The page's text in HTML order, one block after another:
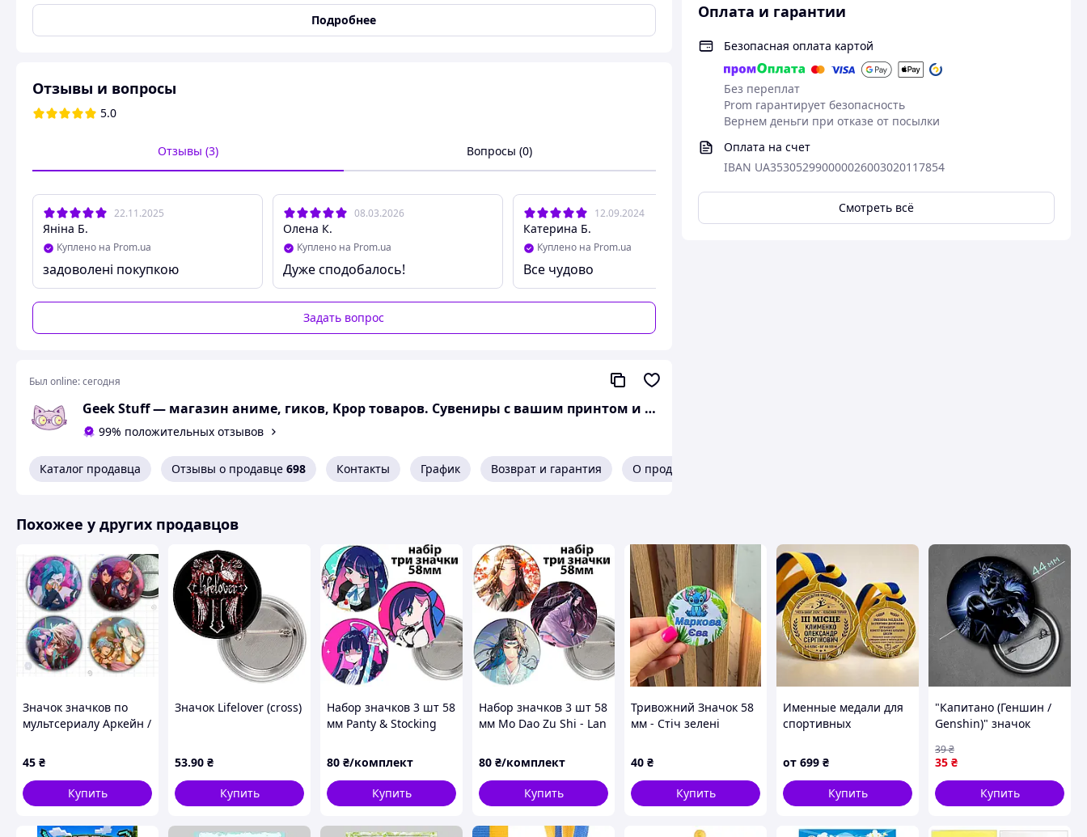
Оплата и гарантии
Безопасная оплата картой
Без переплат
Prom гарантирует безопасность
Вернем деньги при отказе от посылки
Оплата на счет
IBAN UA353052990000026003020117854
Смотреть всё
Диаметр
56 мм
Высота
Состояние
Качественная фурнитура. Диаметр значка 56 мм. Можно использовать как бейджик или украшение для
рюкзака.
Изготовление значков в течении 4 рабочих дней.
Похожие товары по характеристикам
Подробнее
Отзывы и вопросы
5.0
Отзывы (3) Вопросы (0)
22.11.2025
Яніна Б.
Куплено на Prom.ua
задоволені покупкою
08.03.2026
Олена К.
Куплено на Prom.ua
Дуже сподобалось!
12.09.2024
Катерина Б.
Куплено на Prom.ua
Все чудово
Задать вопрос
Был online:сегодня
Geek Stuff — магазин аниме, гиков, Kpop товаров. Сувениры с вашим принтом и полиграфия
99% положительных отзывов
Каталог продавца Отзывы о продавце 698 Контакты График Возврат и гарантия О продавце
Похожее у других продавцов
Значок значков по
мультсериалу Аркейн /
45 ₴
Купить
Значок Lifelover (cross)
53.90 ₴
Купить
Набор значков 3 шт 58
мм Panty & Stocking
Stocking
80 ₴/комплект
Купить
Набор значков 3 шт 58
мм Mo Dao Zu Shi - Lan
80 ₴/комплект
Купить
Тривожний Значок 58
мм - Стіч зелені
40 ₴
Купить
Именные медали для
спортивных
от 699 ₴
Купить
"Капитано (Геншин /
Genshin)" значок
Ø44 мм
35 ₴
39₴
Купить